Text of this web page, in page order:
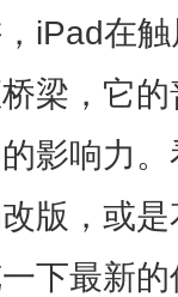
iPad在
梁，它
影响力
版，或
下最新